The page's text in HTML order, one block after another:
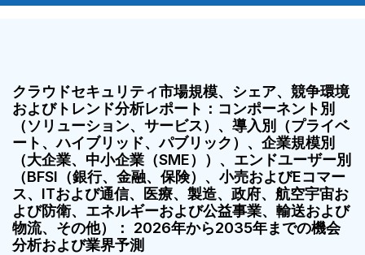
クラウドセキュリティ市場規模、シェア、競争環境
およびトレンド分析レポート：コンポーネント別
（ソリューション、サービス）、導入別（プライベ
ート、ハイブリッド、パブリック）、企業規模別
（大企業、中小企業（SME））、エンドユーザー別
（BFSI（銀行、金融、保険）、小売およびEコマー
ス、ITおよび通信、医療、製造、政府、航空宇宙お
よび防衛、エネルギーおよび公益事業、輸送および
物流、その他）： 2026年から2035年までの機会
分析および業界予測